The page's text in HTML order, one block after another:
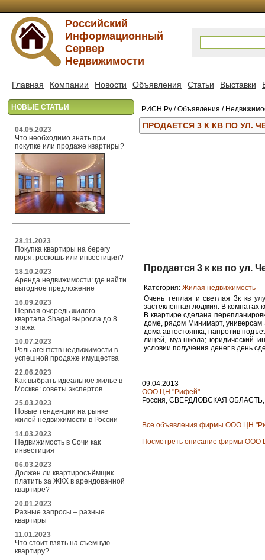
Российский
Информационный
Сервер
Недвижимости
Главная Компании Новости Объявления Статьи Выставки
НОВЫЕ СТАТЬИ
04.05.2023
Что необходимо знать при
покупке или продаже квартиры?
28.11.2023
Покупка квартиры на берегу
моря: роскошь или инвестиция?
18.10.2023
Аренда недвижимости: где найти
выгодное предложение
16.09.2023
Первая очередь жилого
квартала Shagal выросла до 8
этажа
10.07.2023
Роль агентств недвижимости в
успешной продаже имущества
22.06.2023
Как выбрать идеальное жилье в
Москве: советы экспертов
25.03.2023
Новые тенденции на рынке
жилой недвижимости в России
14.03.2023
Недвижимость в Сочи как
инвестиция
06.03.2023
Должен ли квартиросъёмщик
платить за ЖКХ в арендованной
квартире?
20.01.2023
Разные запросы – разные
квартиры
11.01.2023
Что стоит взять на съемную
квартиру?
РИСН.Ру /Объявления /
ПРОДАЕТСЯ 3 К КВ ПО УЛ.
Продается 3 к кв по ул.
Категория: Жилая недвижимость
Очень теплая и светлая 3к кв
застекленная лоджия. В комнатах
В квартире сделана
доме, рядом Минимарт,
дома автостоянка; напротив
лицей, муз.школа; юридический
условии получения денег в день
09.04.2013
ООО ЦН "Рифей"
Россия, СВЕРДЛОВСКАЯ ОБЛАСТЬ,
Все объявления фирмы ООО ЦН
Посмотреть описание фирмы ООО